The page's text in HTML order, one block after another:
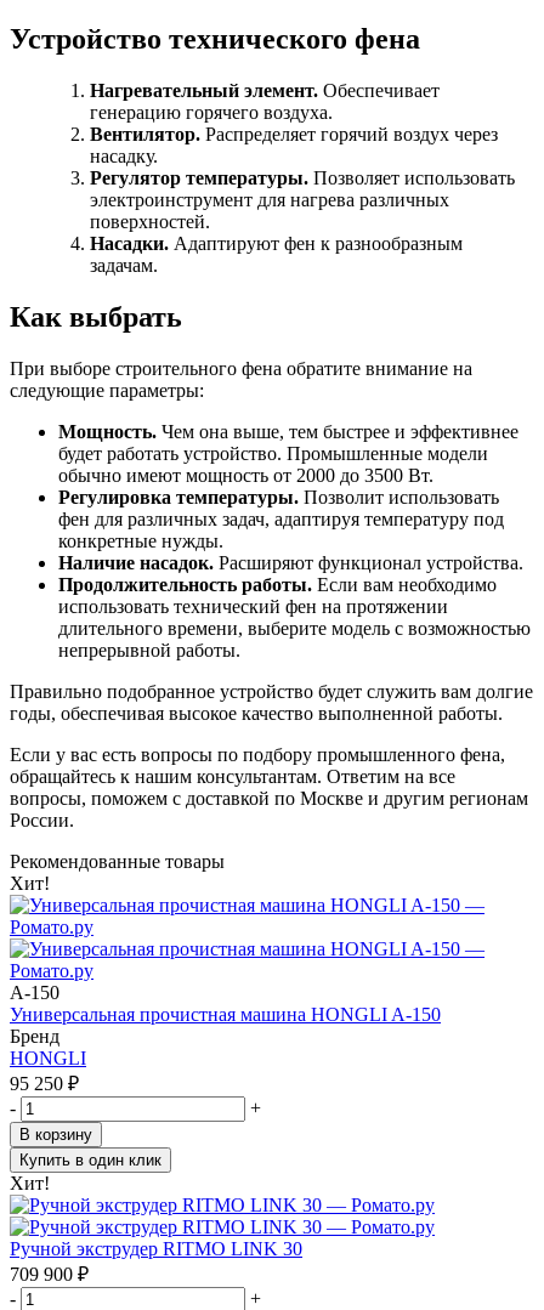
Устройство технического фена
Нагревательный элемент.Обеспечивает
генерацию горячего воздуха.
Вентилятор.Распределяет горячий воздух через
насадку.
Регулятор температуры.Позволяет использовать
электроинструмент для нагрева различных
поверхностей.
Насадки.Адаптируют фен к разнообразным
задачам.
Как выбрать
При выборе строительного фена обратите внимание на
следующие параметры:
Мощность. Чем она выше, тем быстрее и эффективнее
будет работать устройство. Промышленные модели
обычно имеют мощность от 2000 до 3500 Вт.
Регулировка температуры. Позволит использовать
фен для различных задач, адаптируя температуру под
конкретные нужды.
Наличие насадок. Расширяют функционал устройства.
Продолжительность работы. Если вам необходимо
использовать технический фен на протяжении
длительного времени, выберите модель с возможностью
непрерывной работы.
Правильно подобранное устройство будет служить вам долгие
годы, обеспечивая высокое качество выполненной работы.
Если у вас есть вопросы по подбору промышленного фена,
обращайтесь к нашим консультантам. Ответим на все
вопросы, поможем с доставкой по Москве и другим регионам
России.
Рекомендованные товары
Хит!
A-150
Универсальная прочистная машина HONGLI A-150
Бренд
HONGLI
95 250 ₽
-
+
В корзину
Купить в один клик
Хит!
Ручной экструдер RITMO LINK 30
709 900 ₽
-
+